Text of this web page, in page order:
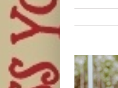
View
Larger
Image